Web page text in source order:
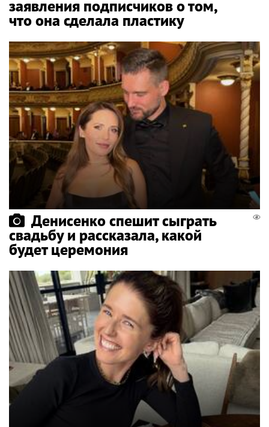
заявления подписчиков о том,
что она сделала пластику
Денисенко спешит сыграть
свадьбу и рассказала, какой
будет церемония